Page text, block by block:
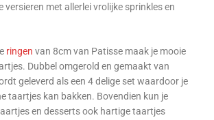
versieren met allerlei vrolijke sprinkles en
ringen van 8cm van Patisse maak je mooie
Dubbel omgerold en gemaakt van
geleverd als een 4 delige set waardoor je
taartjes kan bakken. Bovendien kun je
en desserts ook hartige taartjes